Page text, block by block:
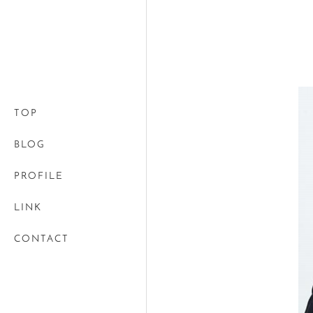
TOP
BLOG
PROFILE
LINK
CONTACT